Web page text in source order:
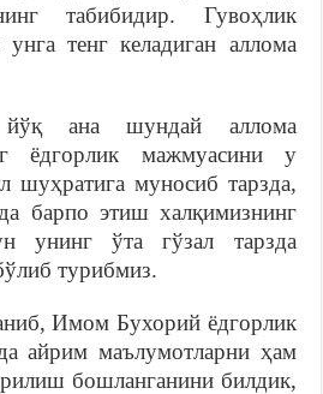
табибидир. Гувоҳлик
тенг келадиган аллома
ана шундай аллома
ёдгорлик мажмуасини у
шуҳратига муносиб тарзда,
барпо этиш халқимизнинг
унинг ўта гўзал тарзда
турибмиз.
Имом Бухорий ёдгорлик
айрим маълумотларни ҳам
бошланганини билдик,